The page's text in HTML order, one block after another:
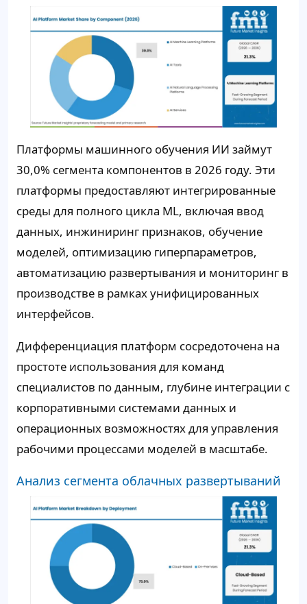
Платформы машинного обучения ИИ займут
30,0% сегмента компонентов в 2026 году. Эти
платформы предоставляют интегрированные
среды для полного цикла ML, включая ввод
данных, инжиниринг признаков, обучение
моделей, оптимизацию гиперпараметров,
автоматизацию развертывания и мониторинг в
производстве в рамках унифицированных
интерфейсов.
Дифференциация платформ сосредоточена на
простоте использования для команд
специалистов по данным, глубине интеграции с
корпоративными системами данных и
операционных возможностях для управления
рабочими процессами моделей в масштабе.
Анализ сегмента облачных развертываний